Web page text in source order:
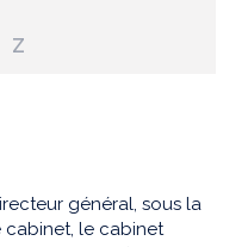
Z
général, sous la
le cabinet